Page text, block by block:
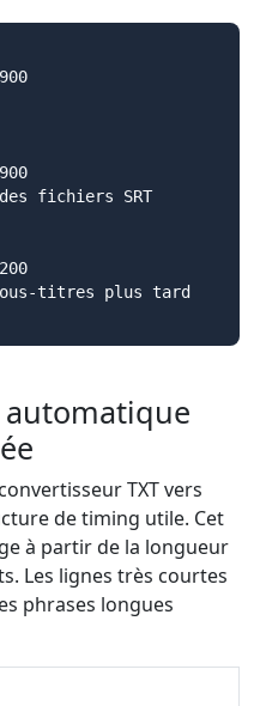
fichiers SRT
titres plus tard
TXT vers
de timing utile. Cet
à partir de la longueur
Les lignes très courtes
phrases longues